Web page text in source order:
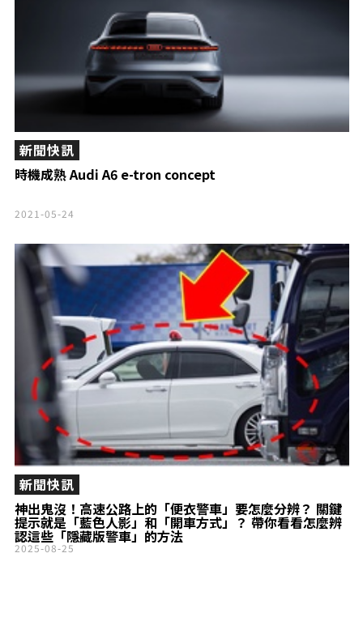
時機成熟 Audi A6 e-tron concept
新聞快訊
2021-05-24
神出鬼沒！高速公路上的「便衣警車」要怎麼分辨？ 關鍵
提示就是「藍色人影」和「開車方式」？ 帶你看看怎麼辨
認這些「隱藏版警車」的方法
新聞快訊
2025-08-25